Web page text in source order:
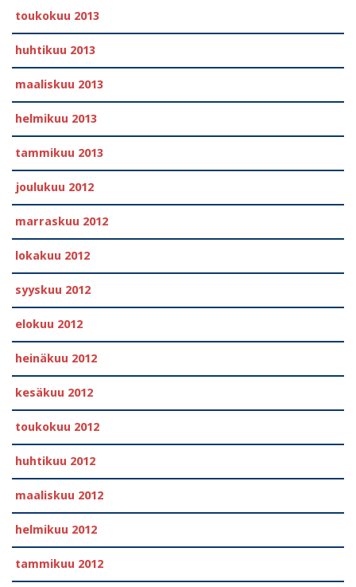
toukokuu 2013
huhtikuu 2013
maaliskuu 2013
helmikuu 2013
tammikuu 2013
joulukuu 2012
marraskuu 2012
lokakuu 2012
syyskuu 2012
elokuu 2012
heinäkuu 2012
kesäkuu 2012
toukokuu 2012
huhtikuu 2012
maaliskuu 2012
helmikuu 2012
tammikuu 2012